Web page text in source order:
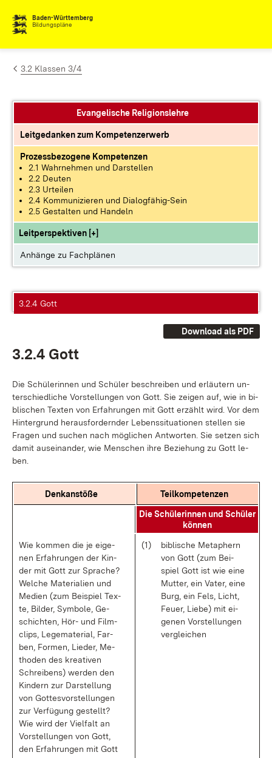
Zum Inhalt springen
Baden-Württemberg
Bildungspläne
3.2 Klassen 3/4
Evangelische Religionslehre
Leitgedanken zum Kompetenzerwerb
Prozessbezogene Kompetenzen
2.1 Wahrnehmen und Darstellen
2.2 Deuten
2.3 Urteilen
2.4 Kommunizieren und Dialogfähig-Sein
2.5 Gestalten und Handeln
Leitperspektiven [+]
Anhänge zu Fachplänen
3.2.4 Gott
Download als PDF
3.2.4 Gott
Die Schü­le­rin­nen und Schü­ler be­schrei­ben und er­läu­tern un­
ter­schied­li­che Vor­stel­lun­gen von Gott. Sie zei­gen auf, wie in bi­
bli­schen Tex­ten von Er­fah­run­gen mit Gott er­zählt wird. Vor dem
Hin­ter­grund her­aus­for­dern­der Le­bens­si­tua­tio­nen stel­len sie
Fra­gen und su­chen nach mög­li­chen Ant­wor­ten. Sie set­zen sich
da­mit aus­ein­an­der, wie Men­schen ih­re Be­zie­hung zu Gott le­
ben.
Denk­an­stö­ße Teil­kom­pe­ten­zen
Die Schü­le­rin­nen und Schü­ler
kön­nen
Wie kom­men die je ei­ge­
nen Er­fah­run­gen der Kin­
der mit Gott zur Spra­che?
Wel­che Ma­te­ria­li­en und
Me­di­en (zum Bei­spiel Tex­
te, Bil­der, Sym­bo­le, Ge­
schich­ten, Hör- und Film­
clips, Le­ge­ma­te­ri­al, Far­
ben, For­men, Lie­der, Me­
tho­den des krea­ti­ven
Schrei­bens) wer­den den
Kin­dern zur Dar­stel­lung
von Got­tes­vor­stel­lun­gen
zur Ver­fü­gung ge­stellt?
Wie wird der Viel­falt an
Vor­stel­lun­gen von Gott,
den Er­fah­run­gen mit Gott
(1)
bi­bli­sche Me­ta­phern
von Gott (zum Bei­
spiel Gott ist wie ei­ne
Mut­ter, ein Va­ter, ei­ne
Burg, ein Fels, Licht,
Feu­er, Lie­be) mit ei­
ge­nen Vor­stel­lun­gen
ver­glei­chen